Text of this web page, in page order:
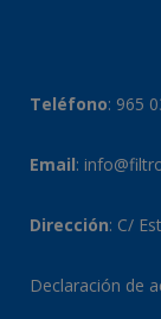
Teléfono: 965
Email:
Dirección: C/
Declaración de